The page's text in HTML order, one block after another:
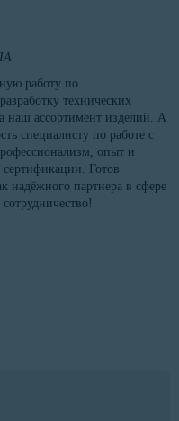
работу по
технических
наш ассортимент изделий. А
специалисту по работе с
опыт и
сертификации. Готов
надёжного партнера в сфере